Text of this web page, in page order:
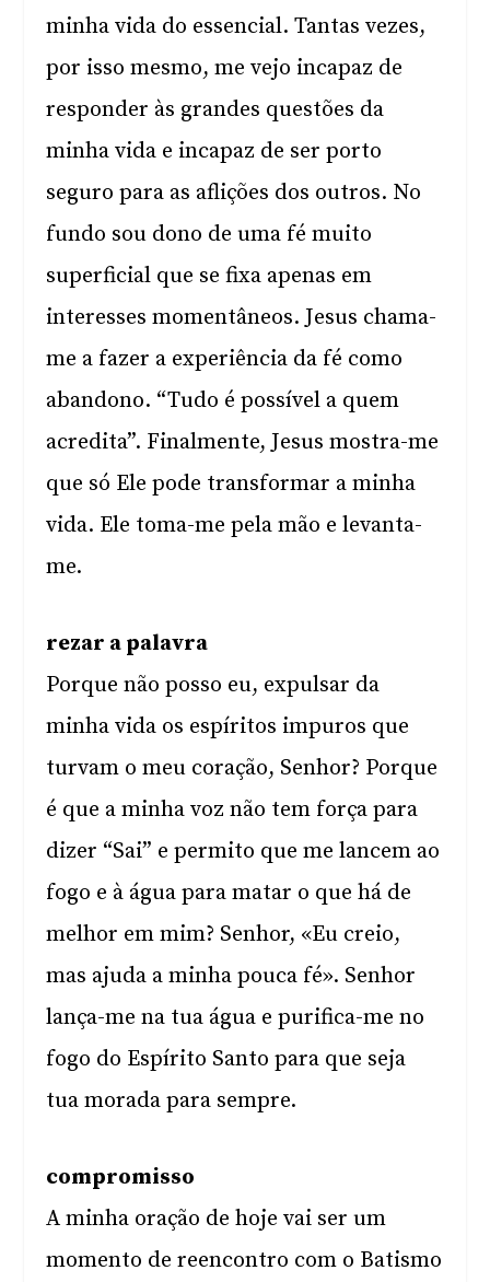
minha vida do essencial. Tantas vezes,
por isso mesmo, me vejo incapaz de
responder às grandes questões da
minha vida e incapaz de ser porto
seguro para as aflições dos outros. No
fundo sou dono de uma fé muito
superficial que se fixa apenas em
interesses momentâneos. Jesus chama-
me a fazer a experiência da fé como
abandono. “Tudo é possível a quem
acredita”. Finalmente, Jesus mostra-me
que só Ele pode transformar a minha
vida. Ele toma-me pela mão e levanta-
me.
rezar a palavra
Porque não posso eu, expulsar da
minha vida os espíritos impuros que
turvam o meu coração, Senhor? Porque
é que a minha voz não tem força para
dizer “Sai” e permito que me lancem ao
fogo e à água para matar o que há de
melhor em mim? Senhor, «Eu creio,
mas ajuda a minha pouca fé». Senhor
lança-me na tua água e purifica-me no
fogo do Espírito Santo para que seja
tua morada para sempre.
compromisso
A minha oração de hoje vai ser um
momento de reencontro com o Batismo